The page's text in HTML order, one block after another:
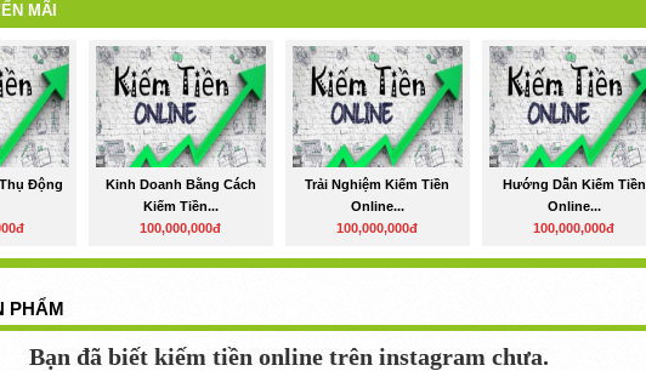
MÃI
Động
Kinh Doanh Bằng Cách
Kiếm Tiền...
100,000,000đ
Trải Nghiệm Kiếm Tiền
Online...
100,000,000đ
Hướng Dẫn Kiếm Tiền
Online...
100,000,000đ
PHẨM
Bạn đã biết kiếm tiền online trên instagram chưa.